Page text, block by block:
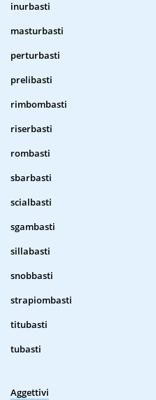
inurbasti
masturbasti
perturbasti
prelibasti
rimbombasti
riserbasti
rombasti
sbarbasti
scialbasti
sgambasti
sillabasti
snobbasti
strapiombasti
titubasti
tubasti
Aggettivi